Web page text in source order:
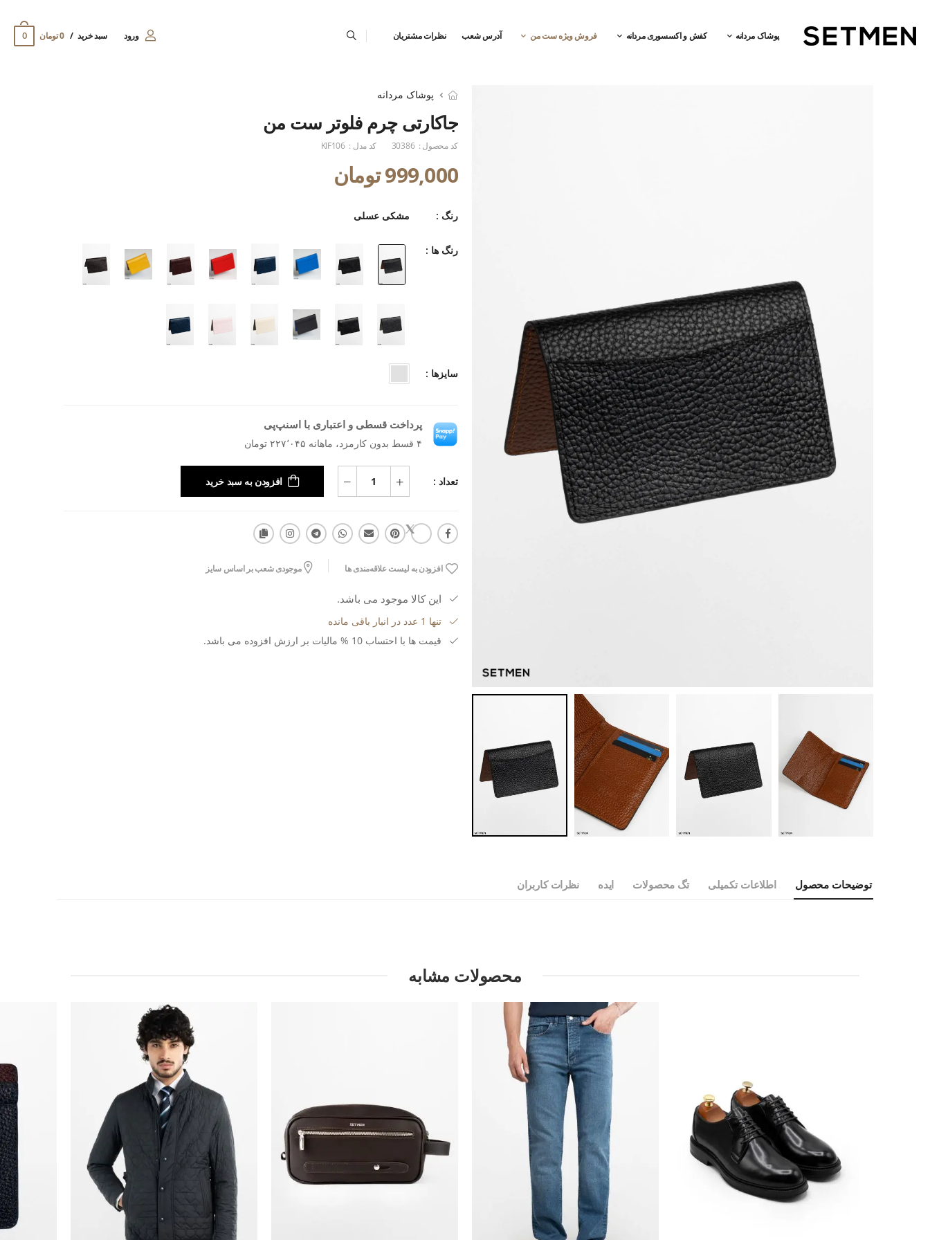
پوشاک مردانه کفش و اکسسوری مردانه فروش ویژه ست من آدرس شعب نظرات مشتریان ورود سبد خرید 0 تومان 0
پوشاک مردانه
جاکارتی چرم فلوتر ست من
کد محصول : 30386 کد مدل : KIF106
999,000 تومان
رنگ : مشکی عسلی
رنگ ها :
سایزها :
پرداخت قسطی و اعتباری با اسنپ‌پی
۴ قسط بدون کارمزد، ماهانه ۲۲۷٬۰۴۵ تومان
تعداد : افزودن به سبد خرید
افزودن به لیست علاقه‌مندی ها موجودی شعب بر اساس سایز
این کالا موجود می باشد.
تنها 1 عدد در انبار باقی مانده
قیمت ها با احتساب 10 % مالیات بر ارزش افزوده می باشد.
توضیحات محصول اطلاعات تکمیلی تگ محصولات ایده نظرات کاربران
محصولات مشابه